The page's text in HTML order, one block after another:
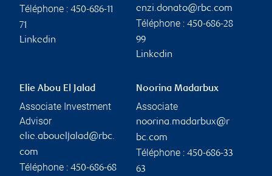
Téléphone : 450-686-11
71
Linkedin
enzi.donato@rbc.com
Téléphone : 450-686-28
99
Linkedin
Elie Abou El Jalad
Associate Investment
Advisor
elie.aboueljalad@rbc.
com
Téléphone : 450-686-68
Noorina Madarbux
Associate
noorina.madarbux@r
bc.com
Téléphone : 450-686-33
63